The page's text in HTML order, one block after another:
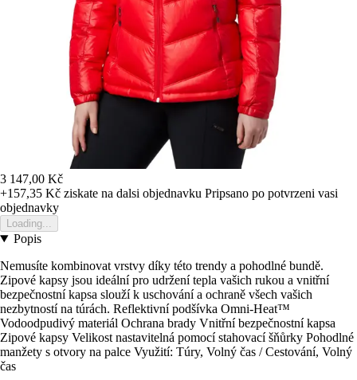
3 147,00 Kč
+157,35 Kč ziskate na dalsi objednavku Pripsano po potvrzeni vasi
objednavky
Loading...
Popis
Nemusíte kombinovat vrstvy díky této trendy a pohodlné bundě.
Zipové kapsy jsou ideální pro udržení tepla vašich rukou a vnitřní
bezpečnostní kapsa slouží k uschování a ochraně všech vašich
nezbytností na túrách. Reflektivní podšívka Omni-Heat™
Vodoodpudivý materiál Ochrana brady Vnitřní bezpečnostní kapsa
Zipové kapsy Velikost nastavitelná pomocí stahovací šňůrky Pohodlné
manžety s otvory na palce Využití: Túry, Volný čas / Cestování, Volný
čas